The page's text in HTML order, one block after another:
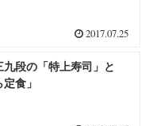
2017.07.25
九段の「特上寿司」と
定食」